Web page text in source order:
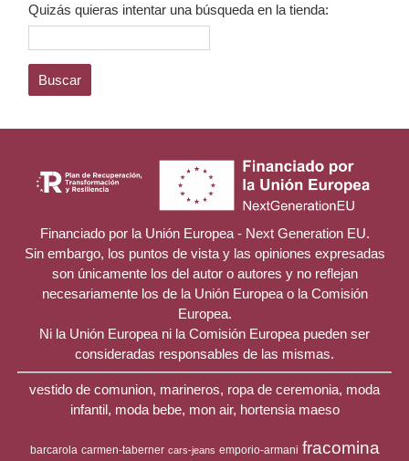
Quizás quieras intentar una búsqueda en la tienda:
Financiado por la Unión Europea - Next Generation EU.
Sin embargo, los puntos de vista y las opiniones expresadas
son únicamente los del autor o autores y no reflejan
necesariamente los de la Unión Europea o la Comisión
Europea.
Ni la Unión Europea ni la Comisión Europea pueden ser
consideradas responsables de las mismas.
vestido de comunion, marineros, ropa de ceremonia, moda
infantil, moda bebe, mon air, hortensia maeso
barcarola carmen-taberner cars-jeans emporio-armani fracomina